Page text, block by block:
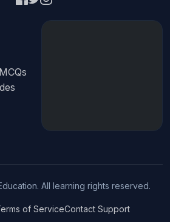
All learning rights reserved.
of ServiceContact Support